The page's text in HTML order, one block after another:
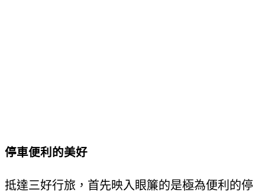
停車便利的美好
抵達三好行旅，首先映入眼簾的是極為便利的停